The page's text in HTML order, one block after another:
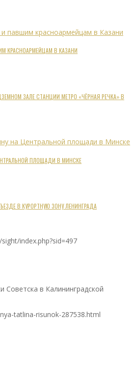
КРАСНОАРМЕЙЦАМ В КАЗАНИ
ЗАЛЕ СТАНЦИИ МЕТРО «ЧЁРНАЯ РЕЧКА» В
ПЛОЩАДИ В МИНСКЕ
В КУРОРТНУЮ ЗОНУ ЛЕНИНГРАДА
index.php?sid=497
Советска в Калининградской
tatlina-risunok-287538.html